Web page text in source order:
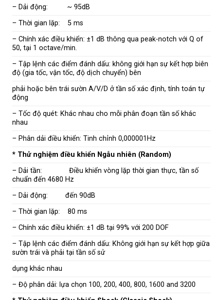
– Dải động: ~ 95dB
– Thời gian lặp: 5 ms
– Chính xác điều khiển: ±1 dB thông qua peak-notch với Q of
50, tại 1 octave/min.
– Tập lệnh các điểm đánh dấu: không giới hạn sự kết hợp biên
độ (gia tốc, vận tốc, độ dịch chuyển) bên
phải hoặc bên trái sườn A/V/D ở tần số xác định, tính toán tự
động
– Tốc độ quét: Khác nhau cho mỗi phân đoạn tần số khác
nhau
– Phân dải điều khiển: Tinh chỉnh 0,000001Hz
* Thử nghiệm điều khiển Ngẫu nhiên (Random)
– Dải tần: Điều khiển vòng lặp thời gian thực, tần số
chuẩn đến 4680 Hz
– Dải động: đến 90dB
– Thời gian lặp: 80 ms
– Chính xác điều khiển: ±1 dB tại 99% với 200 DOF
– Tập lệnh các điểm đánh dấu: Không giới hạn sự kết hợp giữa
sườn trái và phải tại tần số sử
dụng khác nhau
– Độ phân dải: lựa chọn 100, 200, 400, 800, 1600 and 3200